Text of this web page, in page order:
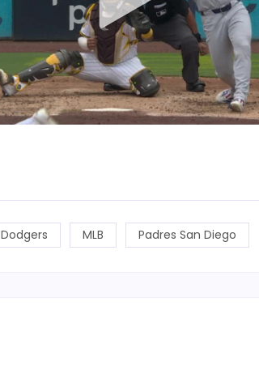
Dodgers MLB Padres San Diego